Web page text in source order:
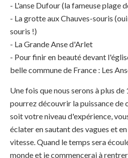
- L'anse Dufour (la fameuse plage
- La grotte aux Chauves-souris
souris !)
- La Grande Anse d'Arlet
- Pour finir en beauté devant
belle commune de France : Les
Une fois que nous serons à plus
pourrez découvrir la puissance de
soit votre niveau d'expérience,
éclater en sautant des vagues et
vitesse. Quand le temps sera
monde et je commencerai à